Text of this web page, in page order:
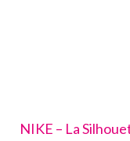
NIKE – La